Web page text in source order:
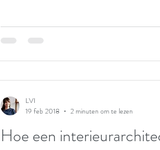
Hoe een
LVI
19 feb 2018
2 minuten om te lezen